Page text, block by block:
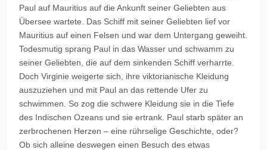
Paul auf Mauritius auf die Ankunft seiner Geliebten aus
Übersee wartete. Das Schiff mit seiner Geliebten lief vor
Mauritius auf einen Felsen und war dem Untergang geweiht.
Todesmutig sprang Paul in das Wasser und schwamm zu
seiner Geliebten, die auf dem sinkenden Schiff verharrte.
Doch Virginie weigerte sich, ihre viktorianische Kleidung
auszuziehen und mit Paul an das rettende Ufer zu
schwimmen. So zog die schwere Kleidung sie in die Tiefe
des Indischen Ozeans und sie ertrank. Paul starb später an
zerbrochenen Herzen – eine rührselige Geschichte, oder?
Ob sich alleine deswegen einen Besuch des etwas